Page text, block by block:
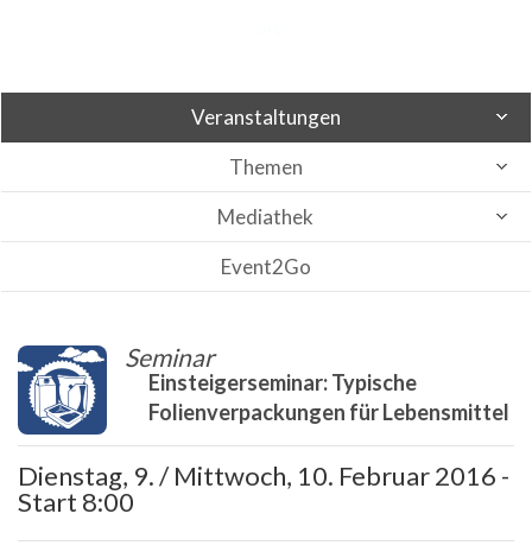
Veranstaltungen
Themen
Mediathek
Event2Go
Seminar
Einsteigerseminar: Typische
Folienverpackungen für Lebensmittel
Dienstag, 9. / Mittwoch, 10. Februar 2016 -
Start 8:00